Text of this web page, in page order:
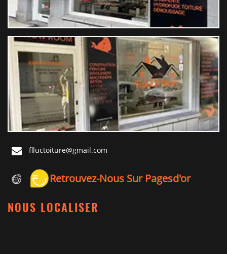
flluctoiture@gmail.com
Retrouvez-Nous Sur Pagesd'or
NOUS LOCALISER